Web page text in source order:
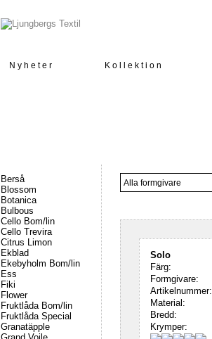
Nyheter Kollektion
Berså
Blossom
Botanica
Bulbous
Cello Bom/lin
Cello Trevira
Citrus Limon
Ekblad
Ekebyholm Bom/lin
Ess
Fiki
Flower
Fruktlåda Bom/lin
Fruktlåda Special
Granatäpple
Solo
Färg:
Formgivare:
Artikelnummer:
Material:
Bredd:
Krymper: